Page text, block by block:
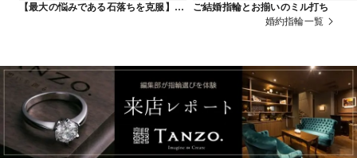
【最大の悩みである石落ちを克服】鍛
ご結婚指輪とお揃いのミル打ち
婚約指輪一覧